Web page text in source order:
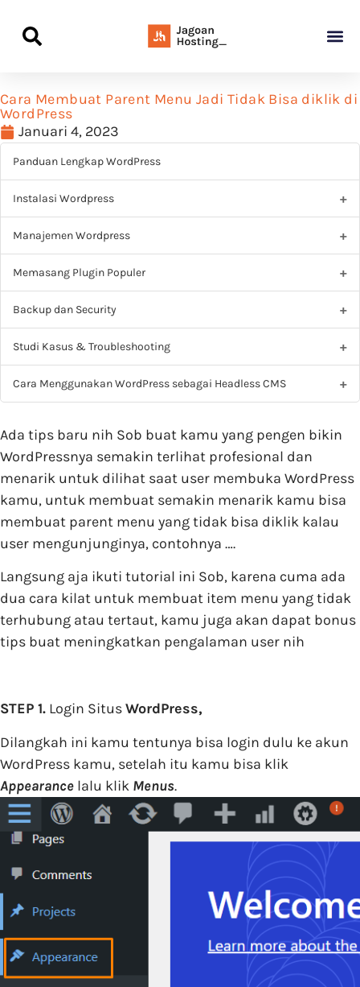
Cara Membuat Parent Menu Jadi Tidak Bisa diklik di
WordPress
Januari 4, 2023
Panduan Lengkap WordPress
Instalasi Wordpress
Manajemen Wordpress
Memasang Plugin Populer
Backup dan Security
Studi Kasus & Troubleshooting
Cara Menggunakan WordPress sebagai Headless CMS
Ada tips baru nih Sob buat kamu yang pengen bikin
WordPressnya semakin terlihat profesional dan
menarik untuk dilihat saat user membuka WordPress
kamu, untuk membuat semakin menarik kamu bisa
membuat parent menu yang tidak bisa diklik kalau
user mengunjunginya, contohnya ….
Langsung aja ikuti tutorial ini Sob, karena cuma ada
dua cara kilat untuk membuat item menu yang tidak
terhubung atau tertaut, kamu juga akan dapat bonus
tips buat meningkatkan pengalaman user nih
STEP 1. Login SitusWordPress,
Dilangkah ini kamu tentunya bisa login dulu ke akun
WordPress kamu, setelah itu kamu bisa klik
Appearance lalu klik Menus.